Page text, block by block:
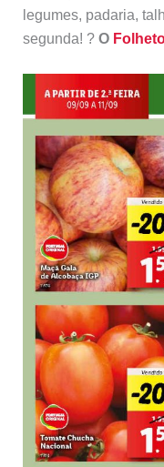
legumes, padaria,
segunda! ? O